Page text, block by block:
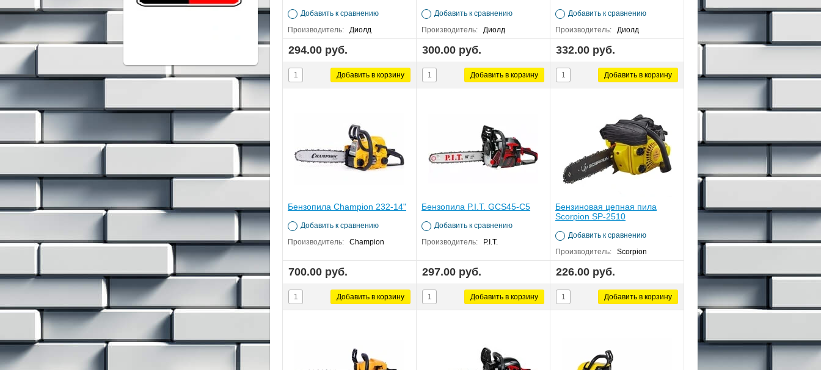
Добавить к сравнению
Производитель:
Диолд
294.00 руб.
Добавить к сравнению
Производитель:
Диолд
300.00 руб.
Добавить к сравнению
Производитель:
Диолд
332.00 руб.
Бензопила Champion 232-14"
Добавить к сравнению
Производитель:
Champion
700.00 руб.
Бензопила P.I.T. GCS45-C5
Добавить к сравнению
Производитель:
P.I.T.
297.00 руб.
Бензиновая цепная пила
Scorpion SP-2510
Добавить к сравнению
Производитель:
Scorpion
226.00 руб.